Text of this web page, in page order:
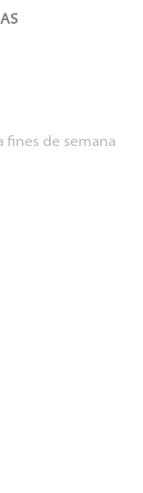
fines de semana